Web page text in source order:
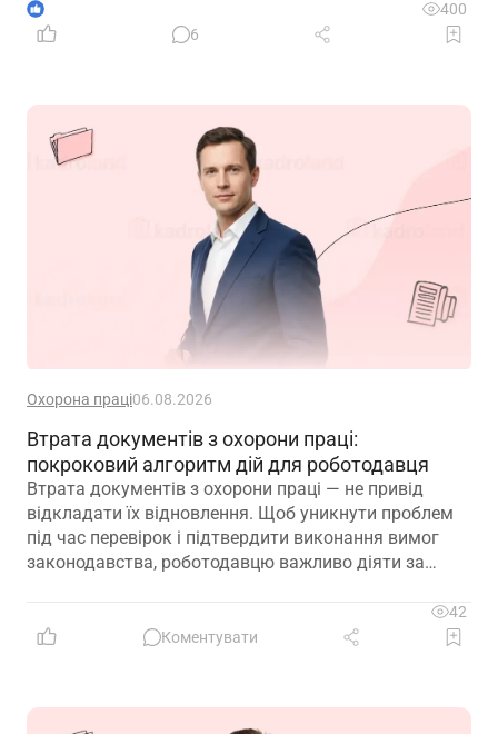
1
400
6
Охорона праці06.08.2026
Втрата документів з охорони праці:
покроковий алгоритм дій для роботодавця
Втрата документів з охорони праці — не привід
відкладати їх відновлення. Щоб уникнути проблем
під час перевірок і підтвердити виконання вимог
законодавства, роботодавцю важливо діяти за
надійне зберігання в майбутньому
42
Коментувати